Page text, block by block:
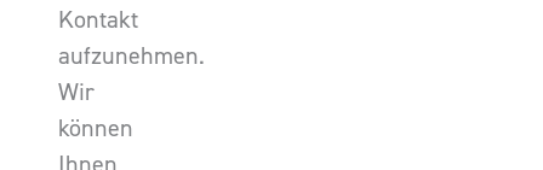
Kontakt
aufzunehmen.
Wir
können